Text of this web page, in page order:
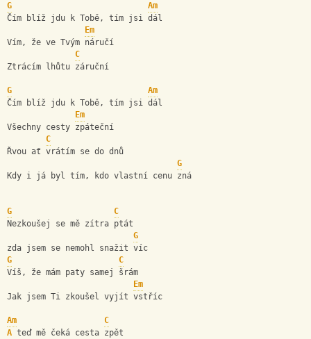
G
Am
Čím blíž jdu k Tobě, tím jsi dál
Em
Vím, že ve Tvým náručí
C
Ztrácím lhůtu záruční
G
Am
Čím blíž jdu k Tobě, tím jsi dál
Em
Všechny cesty zpáteční
C
Řvou ať vrátím se do dnů
G
Kdy i já byl tím, kdo vlastní cenu zná
G
C
Nezkoušej se mě zítra ptát
G
zda jsem se nemohl snažit víc
G
C
Víš, že mám paty samej šrám
Em
Jak jsem Ti zkoušel vyjít vstříc
Am
C
A teď mě čeká cesta zpět